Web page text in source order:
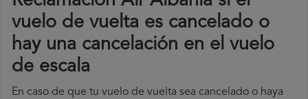
vuelo de vuelta es cancelado o
hay una cancelación en el vuelo
de escala
En caso de que tu vuelo de vuelta sea cancelado o haya